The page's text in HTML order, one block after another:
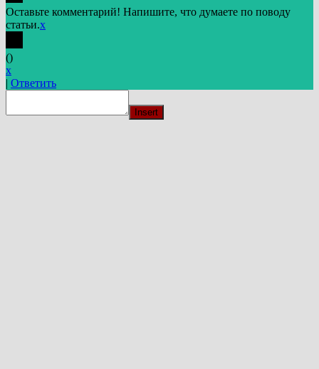
Оставьте комментарий! Напишите, что думаете по поводу
статьи.x
()
x
Ответить
Insert